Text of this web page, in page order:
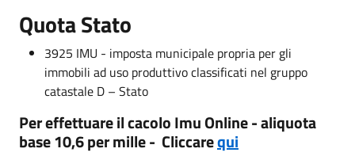
Quota Stato
3925 IMU - imposta municipale propria per gli
immobili ad uso produttivo classificati nel gruppo
catastale D – Stato
Per effettuare il cacolo Imu Online - aliquota
base 10,6 per mille - Cliccarequi